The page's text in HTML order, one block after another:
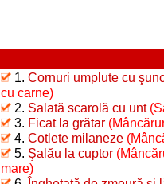
1. Cornuri umplute cu
cu carne)
2. Salată scarolă cu unt
3. Ficat la grătar
4. Cotlete milaneze
5. Şalău la cuptor
mare)